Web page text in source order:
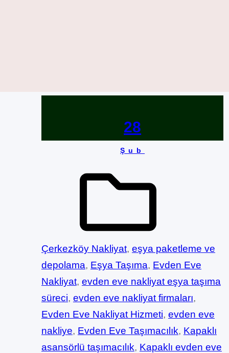
28
Şub
Çerkezköy Nakliyat, eşya paketleme ve
depolama, Eşya Taşıma, Evden Eve
Nakliyat, evden eve nakliyat eşya taşıma
süreci, evden eve nakliyat firmaları
Evden Eve Nakliyat Hizmeti, evden eve
nakliye, Evden Eve Taşımacılık, Kapaklı
asansörlü taşımacılık, Kapaklı evden eve